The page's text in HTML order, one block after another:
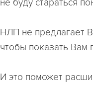
не буду стараться
НЛП не предлагает
чтобы показать Вам
И это поможет